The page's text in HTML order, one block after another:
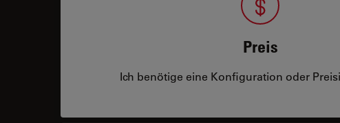
Preis
Ich benötige eine Konfiguration oder